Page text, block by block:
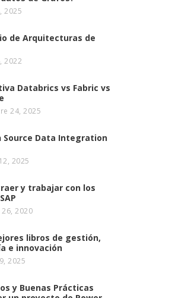
2025
de Arquitecturas de
2022
Databrics vs Fabric vs
24, 2025
Source Data Integration
2025
y trabajar con los
2020
libros de gestión,
e innovación
2025
y Buenas Prácticas